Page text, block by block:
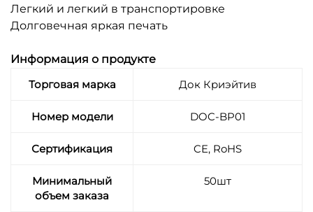
Легкий и легкий в транспортировке
Долговечная яркая печать
Информация о продукте
Торговая марка
Док Криэйтив
Номер модели DOC-BP01
Сертификация CE, RoHS
Минимальный
объем заказа
50шт